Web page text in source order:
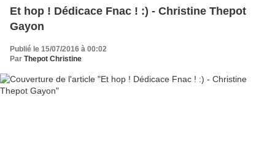
Et hop ! Dédicace Fnac ! :) - Christine Thepot
Gayon
Publié le 15/07/2016 à 00:02
Par Thepot Christine